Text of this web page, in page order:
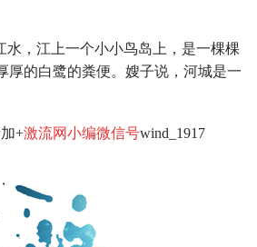
水，江上一个小小鸟岛上，是一棵棵
厚的白鹭的粪便。嫂子说，河城是一
+激流网小编微信号wind_1917